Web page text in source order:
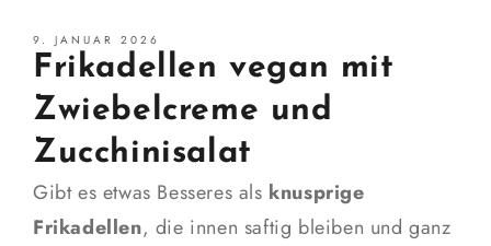
9. JANUAR 2026
Frikadellen vegan mit
Zwiebelcreme und
Zucchinisalat
Gibt es etwas Besseres als knusprige
Frikadellen, die innen saftig bleiben und ganz